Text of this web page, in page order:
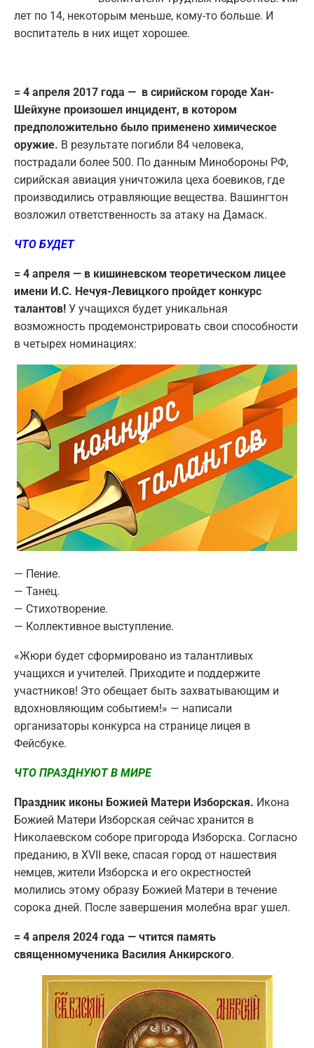
лет по 14, некоторым меньше, кому-то больше. И
воспитатель в них ищет хорошее.
= 4 апреля 2017 года — в сирийском городе Хан-
Шейхуне произошел инцидент, в котором
предположительно было применено химическое
оружие. В результате погибли 84 человека,
пострадали более 500. По данным Минобороны РФ,
сирийская авиация уничтожила цеха боевиков, где
производились отравляющие вещества. Вашингтон
возложил ответственность за атаку на Дамаск.
ЧТО БУДЕТ
= 4 апреля — в кишиневском теоретическом лицее
имени И.С. Нечуя-Левицкого пройдет конкурс
талантов! У учащихся будет уникальная
возможность продемонстрировать свои способности
в четырех номинациях:
— Пение.
— Танец.
— Стихотворение.
— Коллективное выступление.
«Жюри будет сформировано из талантливых
учащихся и учителей. Приходите и поддержите
участников! Это обещает быть захватывающим и
вдохновляющим событием!» — написали
организаторы конкурса на странице лицея в
Фейсбуке.
ЧТО ПРАЗДНУЮТ В МИРЕ
Праздник иконы Божией Матери Изборская. Икона
Божией Матери Изборская сейчас хранится в
Николаевском соборе пригорода Изборска. Согласно
преданию, в XVII веке, спасая город от нашествия
немцев, жители Изборска и его окрестностей
молились этому образу Божией Матери в течение
сорока дней. После завершения молебна враг ушел.
= 4 апреля 2024 года — чтится память
священномученика Василия Анкирского.